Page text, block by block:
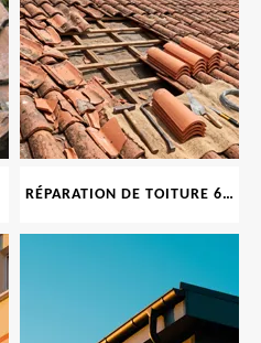
RÉPARATION DE TOITURE 69 RHONE, TUILES CASSÉES OU ABIMÉES